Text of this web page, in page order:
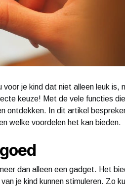
voor je kind dat niet alleen leuk is,
keuze! Met de vele functies
ontdekken. In dit artikel
welke voordelen het kan bieden.
dan alleen een gadget. Het
je kind kunnen stimuleren. Zo